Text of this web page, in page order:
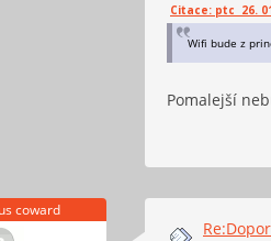
Citace: ptc 26.
Wifi bude z
Pomalejší
coward